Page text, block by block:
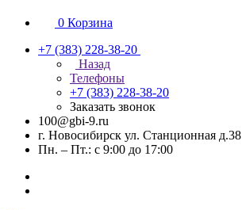
0 Корзина
+7 (383) 228-38-20
Назад
Телефоны
+7 (383) 228-38-20
Заказать звонок
100@gbi-9.ru
г. Новосибирск ул. Станционная д.38
Пн. – Пт.: с 9:00 до 17:00